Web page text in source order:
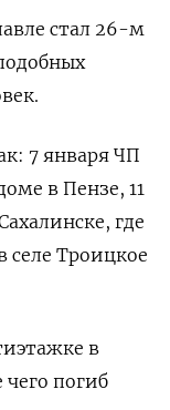
стал 26-м
7 января ЧП
в Пензе, 11
где
селе Троицкое
в
погиб